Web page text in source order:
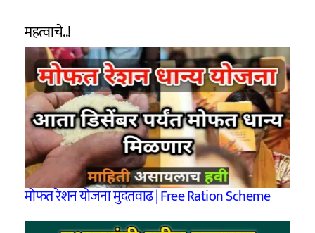
महत्वाचे..!
मोफत रेशन योजना मुदतवाढ | Free Ration Scheme